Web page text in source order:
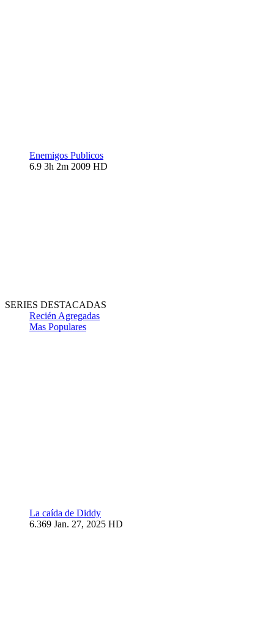
Enemigos Publicos
6.9 3h 2m 2009 HD
SERIES DESTACADAS
Recién Agregadas
Mas Populares
La caída de Diddy
6.369 Jan. 27, 2025 HD